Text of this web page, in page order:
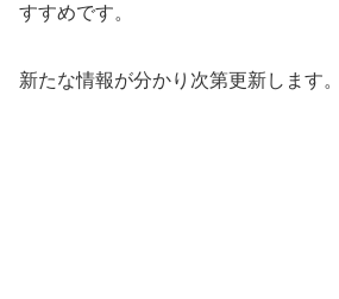
すすめです。
新たな情報が分かり次第更新します。